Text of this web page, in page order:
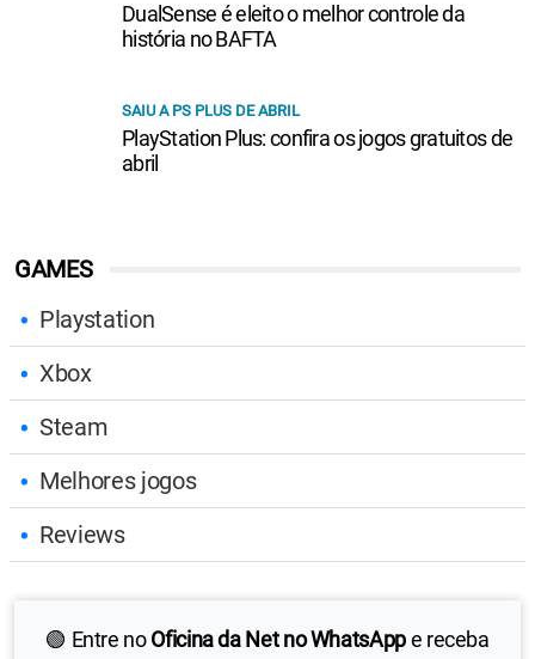
GAMES
Playstation
Xbox
Steam
Melhores jogos
Reviews
🟢 Entre noOficina da Net no WhatsAppe receba
DualSense é eleito o melhor controle da
história no BAFTA
SAIU A PS PLUS DE ABRIL
PlayStation Plus: confira os jogos gratuitos de
abril